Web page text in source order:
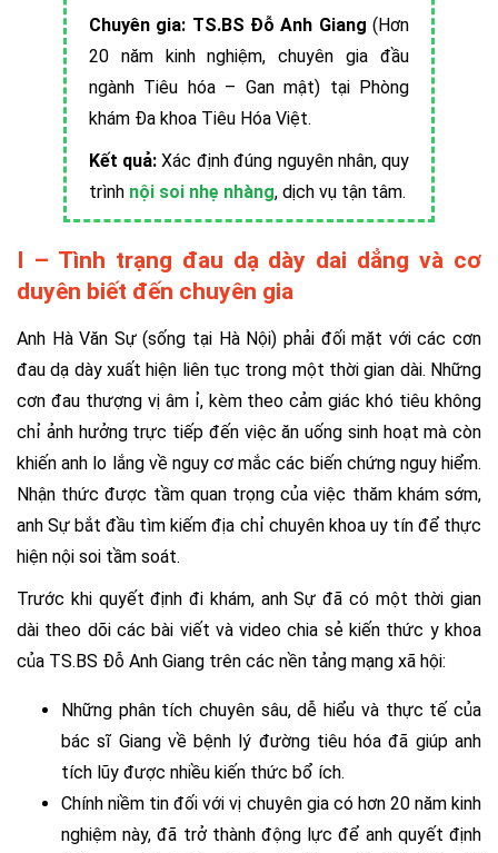
Chuyên gia: TS.BS Đỗ Anh Giang (Hơn
20 năm kinh nghiệm, chuyên gia đầu
ngành Tiêu hóa – Gan mật) tại Phòng
khám Đa khoa Tiêu Hóa Việt.
Kết quả: Xác định đúng nguyên nhân, quy
trình nội soi nhẹ nhàng, dịch vụ tận tâm.
I – Tình trạng đau dạ dày dai dẳng và cơ
duyên biết đến chuyên gia
Anh Hà Văn Sự (sống tại Hà Nội) phải đối mặt với các cơn
đau dạ dày xuất hiện liên tục trong một thời gian dài. Những
cơn đau thượng vị âm ỉ, kèm theo cảm giác khó tiêu không
chỉ ảnh hưởng trực tiếp đến việc ăn uống sinh hoạt mà còn
khiến anh lo lắng về nguy cơ mắc các biến chứng nguy hiểm.
Nhận thức được tầm quan trọng của việc thăm khám sớm,
anh Sự bắt đầu tìm kiếm địa chỉ chuyên khoa uy tín để thực
hiện nội soi tầm soát.
Trước khi quyết định đi khám, anh Sự đã có một thời gian
dài theo dõi các bài viết và video chia sẻ kiến thức y khoa
của TS.BS Đỗ Anh Giang trên các nền tảng mạng xã hội:
Những phân tích chuyên sâu, dễ hiểu và thực tế của
bác sĩ Giang về bệnh lý đường tiêu hóa đã giúp anh
tích lũy được nhiều kiến thức bổ ích.
Chính niềm tin đối với vị chuyên gia có hơn 20 năm kinh
nghiệm này, đã trở thành động lực để anh quyết định